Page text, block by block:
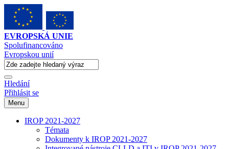
EVROPSKÁ UNIE
Spolufinancováno
Evropskou unií
Hledání
Přihlásit se
Menu
IROP 2021-2027
Témata
Dokumenty k IROP 2021-2027